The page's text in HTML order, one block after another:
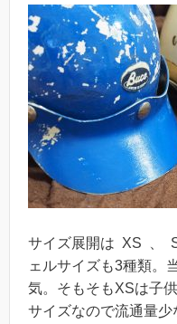
サイズ展開は XS 、
ェルサイズも3種類。
気。そもそもXSは子
サイズなので流通量少